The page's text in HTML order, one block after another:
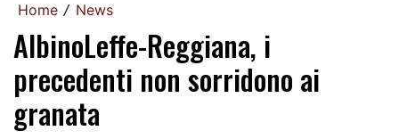
Home / News
AlbinoLeffe-Reggiana, i
precedenti non sorridono ai
granata